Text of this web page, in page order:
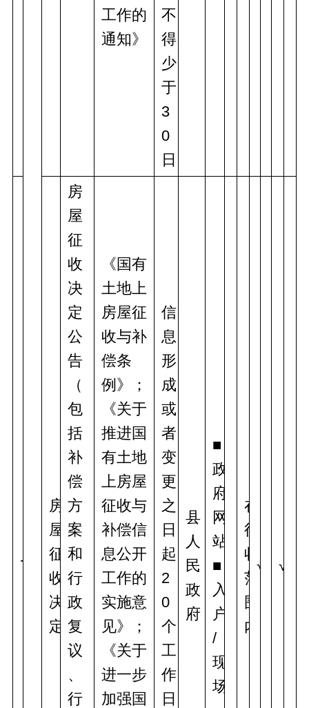
工作的
通知》
不
得
少
于
3
0
日
7
房
屋
征
收
决
定
房
屋
征
收
决
定
公
告
（
包
括
补
偿
方
案
和
行
政
复
议
、
行
《国有
土地上
房屋征
收与补
偿条
例》；
《关于
推进国
有土地
上房屋
征收与
补偿信
息公开
工作的
实施意
见》；
《关于
进一步
加强国
信
息
形
成
或
者
变
更
之
日
起
2
0
个
工
作
日
县
人
民
政
府
■
政
府
网
站
■
入
户
/
现
场
在
征
收
范
围
内
√ √